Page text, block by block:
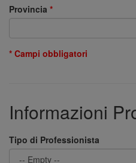
Provincia
* Campi obbligatori
Informazioni
Tipo di Professionista